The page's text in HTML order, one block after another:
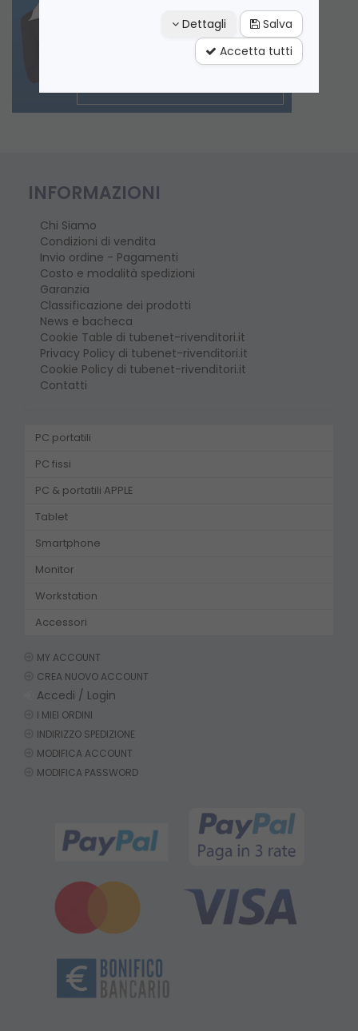
INFORMAZIONI
Chi Siamo
Condizioni di vendita
Invio ordine - Pagamenti
Costo e modalità spedizioni
Garanzia
Classificazione dei prodotti
News e bacheca
Cookie Table di tubenet-rivenditori.it
Privacy Policy di tubenet-rivenditori.it
Cookie Policy di tubenet-rivenditori.it
Contatti
PC portatili
PC fissi
PC & portatili APPLE
Tablet
Smartphone
Monitor
Workstation
Accessori
MY ACCOUNT
CREA NUOVO ACCOUNT
Accedi / Login
I MIEI ORDINI
INDIRIZZO SPEDIZIONE
MODIFICA ACCOUNT
MODIFICA PASSWORD
Dettagli
Salva
Accetta tutti